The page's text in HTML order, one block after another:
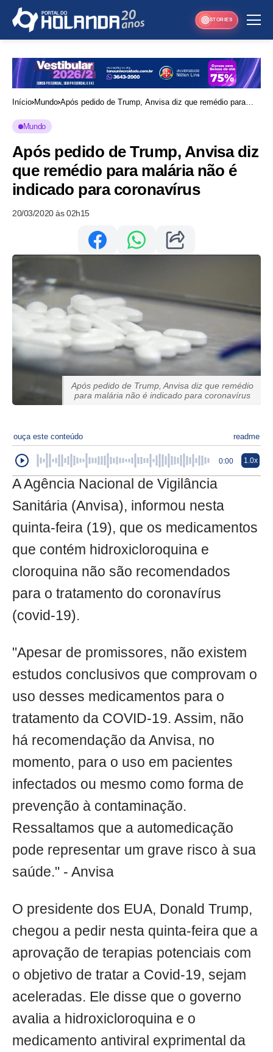
STORIES
Início Mundo Após pedido de Trump, Anvisa diz que remédio para
Mundo
Após pedido de Trump, Anvisa diz
que remédio para malária não é
indicado para coronavírus
20/03/2020 às 02h15
Após pedido de Trump, Anvisa diz que remédio
para malária não é indicado para coronavírus
ouça este conteúdo readme
0:00 1.0x
A Agência Nacional de Vigilância
Sanitária (Anvisa), informou nesta
quinta-feira (19), que os medicamentos
que contém hidroxicloroquina e
cloroquina não são recomendados
para o tratamento do coronavírus
(covid-19).
"Apesar de promissores, não existem
estudos conclusivos que comprovam o
uso desses medicamentos para o
tratamento da COVID-19. Assim, não
há recomendação da Anvisa, no
momento, para o uso em pacientes
infectados ou mesmo como forma de
prevenção à contaminação.
Ressaltamos que a automedicação
pode representar um grave risco à sua
saúde." - Anvisa
O presidente dos EUA, Donald Trump,
chegou a pedir nesta quinta-feira que a
aprovação de terapias potenciais com
o objetivo de tratar a Covid-19, sejam
aceleradas. Ele disse que o governo
avalia a hidroxicloroquina e o
medicamento antiviral exprimental da